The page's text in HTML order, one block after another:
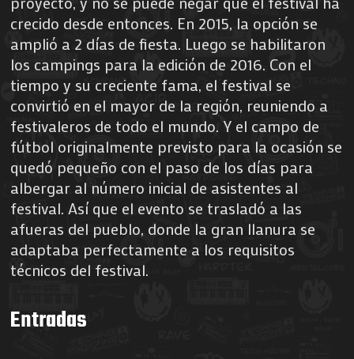
crecido desde entonces. En 2015, la opción se
amplió a 2 días de fiesta. Luego se habilitaron
los campings para la edición de 2016. Con el
tiempo y su creciente fama, el festival se
convirtió en el mayor de la región, reuniendo a
festivaleros de todo el mundo. Y el campo de
fútbol originalmente previsto para la ocasión se
quedó pequeño con el paso de los días para
albergar al número inicial de asistentes al
festival. Así que el evento se trasladó a las
afueras del pueblo, donde la gran llanura se
adaptaba perfectamente a los requisitos
técnicos del festival.
Entradas